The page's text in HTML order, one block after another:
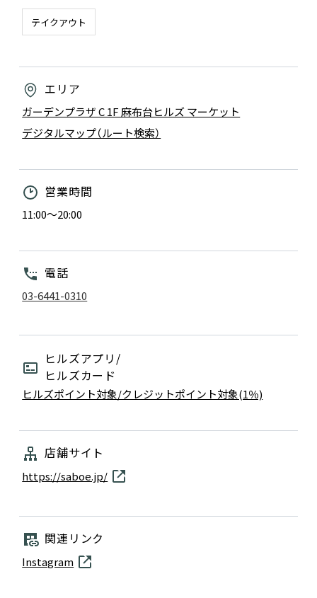
テイクアウト
エリア
ガーデンプラザ C 1F 麻布台ヒルズ マーケット
デジタルマップ（ルート検索）
営業時間
11:00～20:00
電話
03-6441-0310
ヒルズアプリ/
ヒルズカード
ヒルズポイント対象/クレジットポイント対象(1％)
店舗サイト
https://saboe.jp/
関連リンク
Instagram